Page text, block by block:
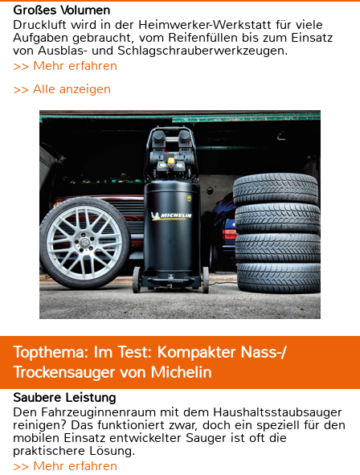
Großes Volumen
Druckluft wird in der Heimwerker-Werkstatt für viele
Aufgaben gebraucht, vom Reifenfüllen bis zum Einsatz
von Ausblas- und Schlagschrauberwerkzeugen.
>> Mehr erfahren
>> Alle anzeigen
Topthema: Im Test: Kompakter Nass-/
Trockensauger von Michelin
Saubere Leistung
Den Fahrzeuginnenraum mit dem Haushaltsstaubsauger
reinigen? Das funktioniert zwar, doch ein speziell für den
mobilen Einsatz entwickelter Sauger ist oft die
praktischere Lösung.
>> Mehr erfahren